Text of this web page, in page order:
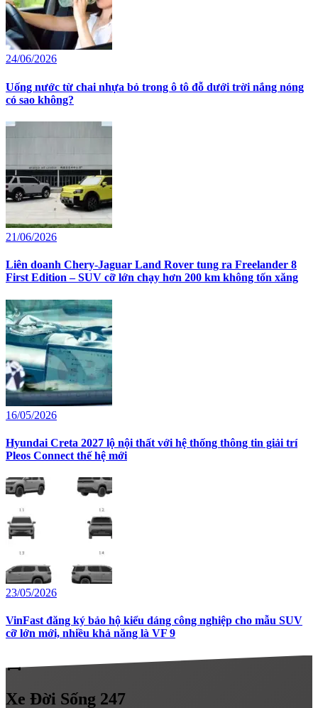
24/06/2026
Uống nước từ chai nhựa bỏ trong ô tô đỗ dưới trời nắng nóng
có sao không?
21/06/2026
Liên doanh Chery-Jaguar Land Rover tung ra Freelander 8
First Edition – SUV cỡ lớn chạy hơn 200 km không tốn xăng
16/05/2026
Hyundai Creta 2027 lộ nội thất với hệ thống thông tin giải trí
Pleos Connect thế hệ mới
23/05/2026
VinFast đăng ký bảo hộ kiểu dáng công nghiệp cho mẫu SUV
cỡ lớn mới, nhiều khả năng là VF 9
directions_car
Xe Đời Sống 247